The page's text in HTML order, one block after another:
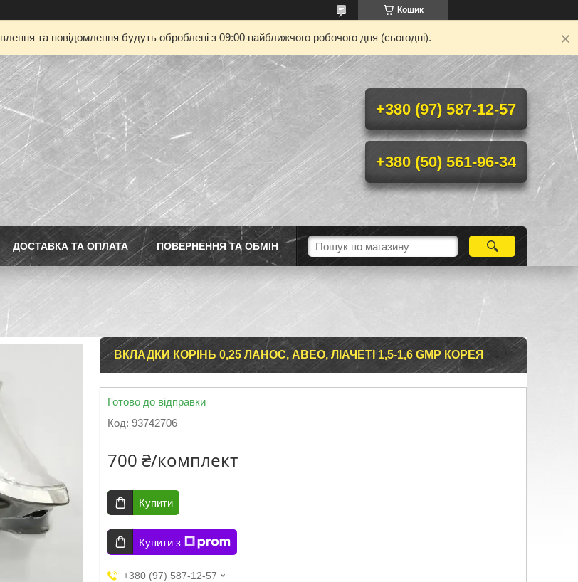
Кошик
та повідомлення будуть оброблені з 09:00 найближчого робочого дня (сьогодні).
+380 (97) 587-12-57
+380 (50) 561-96-34
ДОСТАВКА ТА ОПЛАТА ПОВЕРНЕННЯ ТА ОБМІН
ВКЛАДКИ КОРІНЬ 0,25 ЛАНОС, АВЕО, ЛІАЧЕТІ 1,5-1,6 GMP КОРЕЯ
Готово до відправки
Код: 93742706
700 ₴/комплект
Купити
Купити з
+380 (97) 587-12-57